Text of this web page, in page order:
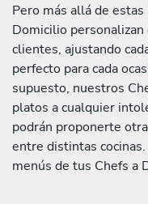
Pero más allá de
Domicilio personalizan
clientes, ajustando
perfecto para cada
supuesto, nuestros
platos a cualquier
podrán proponerte
entre distintas
menús de tus Chefs a